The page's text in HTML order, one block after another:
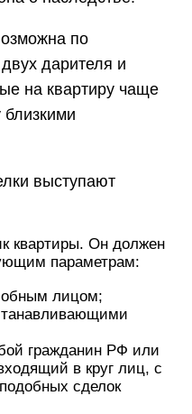
по
дарителя и
на квартиру чаще
выступают
квартиры. Он должен
параметрам:
лицом;
гражданин РФ или
в круг лиц, с
сделок